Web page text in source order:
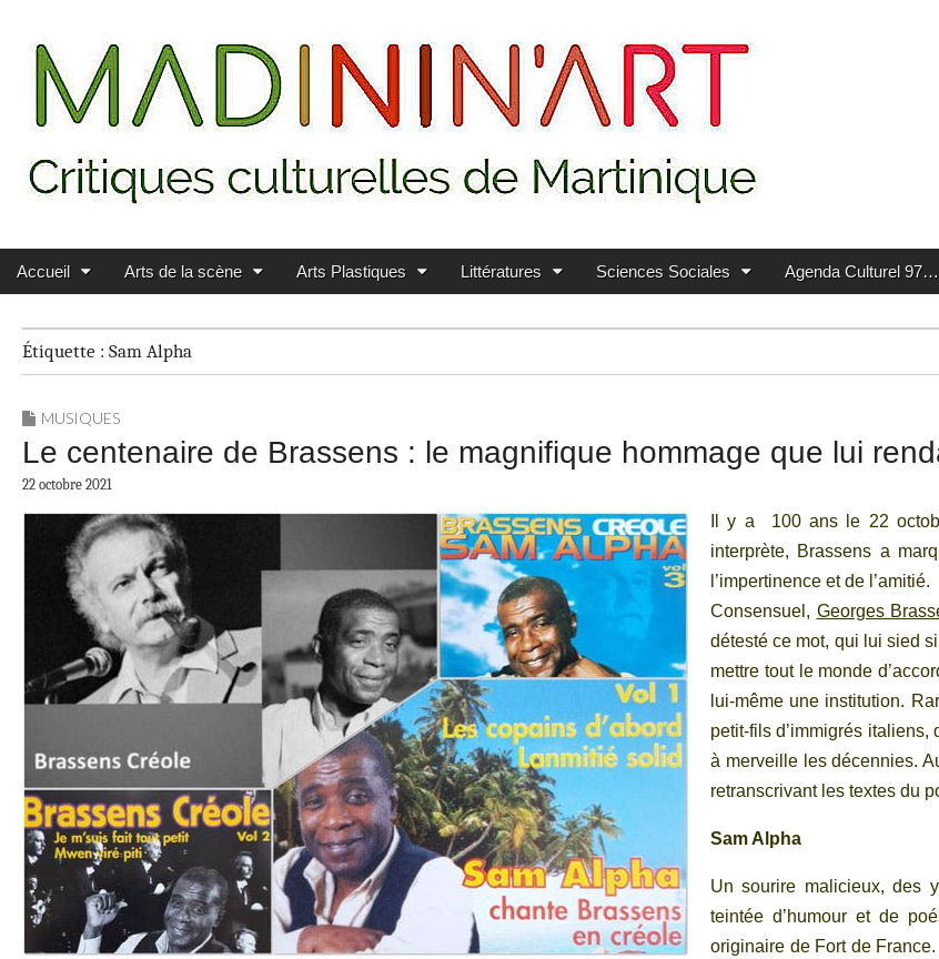
MADININ'ART
Main menu
Skip to content
Accueil Arts de la scène Arts Plastiques Littératures Sciences Sociales Agenda Culturel 97…
Étiquette : Sam Alpha
MUSIQUES
Le centenaire de Brassens : le magnifique hommage que lui
22 octobre 2021
Il y a 100 ans le 22
interprète, Brassens a
l’impertinence et de l’amitié.
Consensuel, Georges
détesté ce mot, qui lui sied
mettre tout le monde
lui-même une institution.
petit-fils d’immigrés
à merveille les décennies.
retranscrivant les textes du
Sam Alpha
Un sourire malicieux, des
teintée d’humour et de
originaire de Fort de